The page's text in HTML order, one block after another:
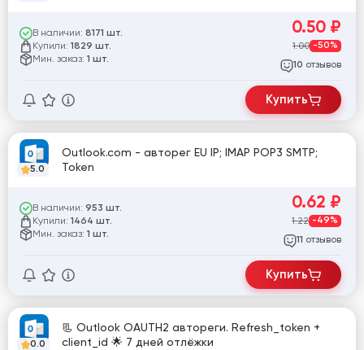
В наличии: 8171 шт.
Купили: 1829 шт.
Мин. заказ: 1 шт.
0.50 ₽
1.00 -50%
10 отзывов
Купить
5.0
Outlook.com - авторег EU IP; IMAP POP3 SMTP;
Token
В наличии: 953 шт.
Купили: 1464 шт.
Мин. заказ: 1 шт.
0.62 ₽
1.22 -49%
11 отзывов
Купить
0.0
📃 Outlook OAUTH2 автореги. Refresh_token +
client_id 🌟 7 дней отлёжки